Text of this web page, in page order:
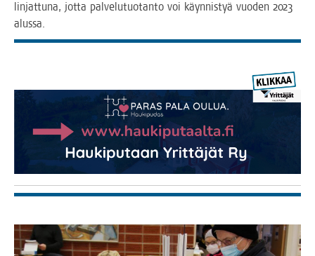
lin­jat­tu­na, jot­ta pal­ve­lu­tuo­tan­to voi käyn­nis­tyä vuo­den 2023
alussa.